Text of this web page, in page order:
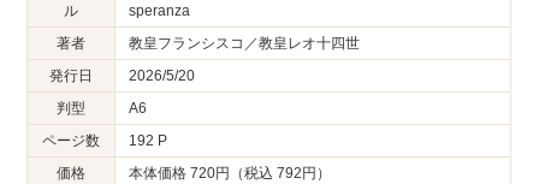
ル
speranza
著者
教皇フランシスコ／教皇レオ十四世
発行日
2026/5/20
判型
A6
ページ数
192 P
価格
本体価格 720円（税込 792円）